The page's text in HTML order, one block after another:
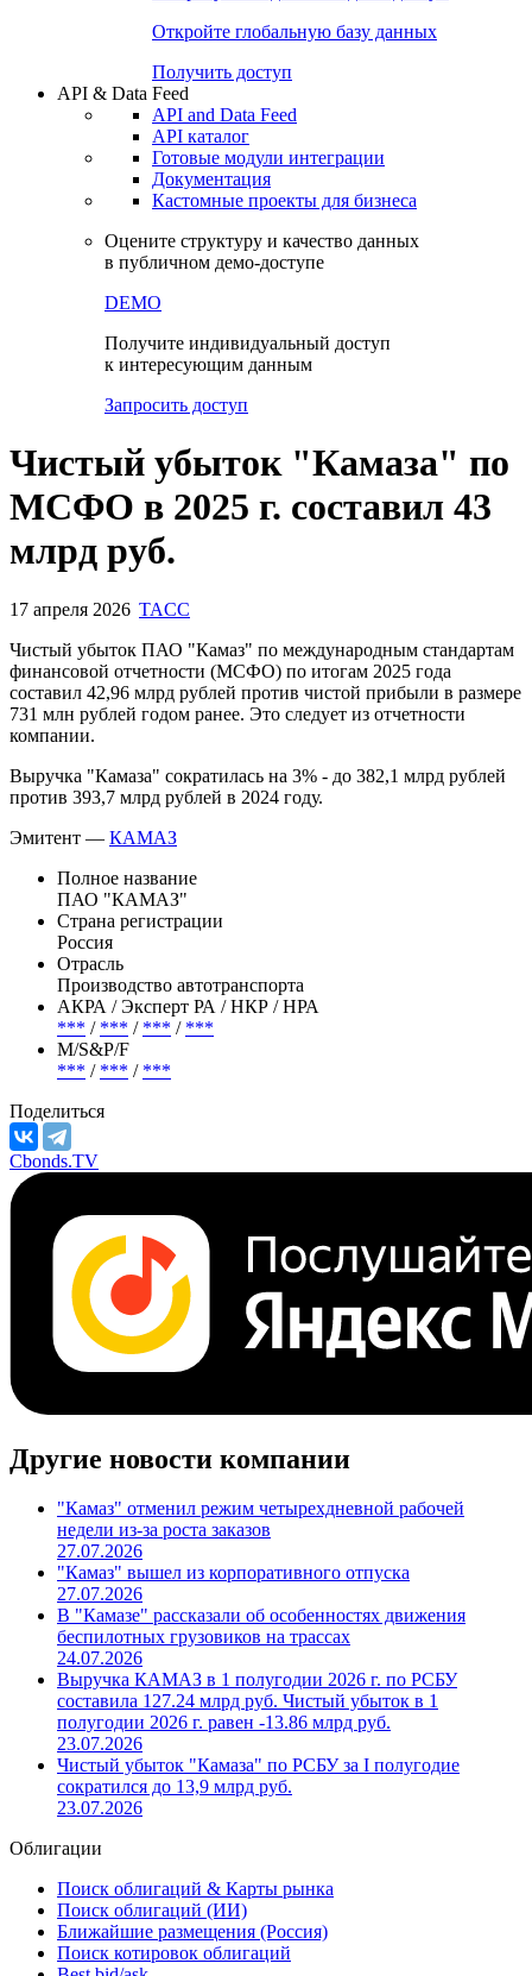
Откройте глобальную базу данных
Получить доступ
API & Data Feed
API and Data Feed
API каталог
Готовые модули интеграции
Документация
Кастомные проекты для бизнеса
Оцените структуру и качество данных
в публичном демо-доступе
DEMO
Получите индивидуальный доступ
к интересующим данным
Запросить доступ
Чистый убыток "Камаза" по
МСФО в 2025 г. составил 43
млрд руб.
17 апреля 2026 TACC
Чистый убыток ПАО "Камаз" по международным стандартам
финансовой отчетности (МСФО) по итогам 2025 года
составил 42,96 млрд рублей против чистой прибыли в размере
731 млн рублей годом ранее. Это следует из отчетности
компании.
Выручка "Камаза" сократилась на 3% - до 382,1 млрд рублей
против 393,7 млрд рублей в 2024 году.
Эмитент — КАМАЗ
Полное название
ПАО "КАМАЗ"
Страна регистрации
Россия
Отрасль
Производство автотранспорта
АКРА / Эксперт РА / НКР / НРА
*** / *** / *** / ***
М/S&P/F
*** / *** / ***
Поделиться
Cbonds.TV
Другие новости компании
"Камаз" отменил режим четырехдневной рабочей
недели из-за роста заказов
27.07.2026
"Камаз" вышел из корпоративного отпуска
27.07.2026
В "Камазе" рассказали об особенностях движения
беспилотных грузовиков на трассах
24.07.2026
Выручка КАМАЗ в 1 полугодии 2026 г. по РСБУ
составила 127.24 млрд руб. Чистый убыток в 1
полугодии 2026 г. равен -13.86 млрд руб.
23.07.2026
Чистый убыток "Камаза" по РСБУ за I полугодие
сократился до 13,9 млрд руб.
23.07.2026
Облигации
Поиск облигаций & Карты рынка
Поиск облигаций (ИИ)
Ближайшие размещения (Россия)
Поиск котировок облигаций